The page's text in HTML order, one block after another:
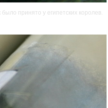
принято у египетских королев.